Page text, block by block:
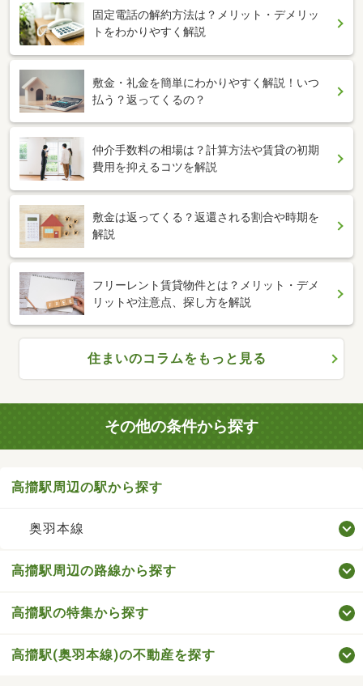
固定電話の解約方法は？メリット・デメリッ
トをわかりやすく解説
敷金・礼金を簡単にわかりやすく解説！いつ
払う？返ってくるの？
仲介手数料の相場は？計算方法や賃貸の初期
費用を抑えるコツを解説
敷金は返ってくる？返還される割合や時期を
解説
フリーレント賃貸物件とは？メリット・デメ
リットや注意点、探し方を解説
住まいのコラムをもっと見る
その他の条件から探す
高擶駅周辺の駅から探す
奥羽本線
高擶駅周辺の路線から探す
高擶駅の特集から探す
高擶駅(奥羽本線)の不動産を探す